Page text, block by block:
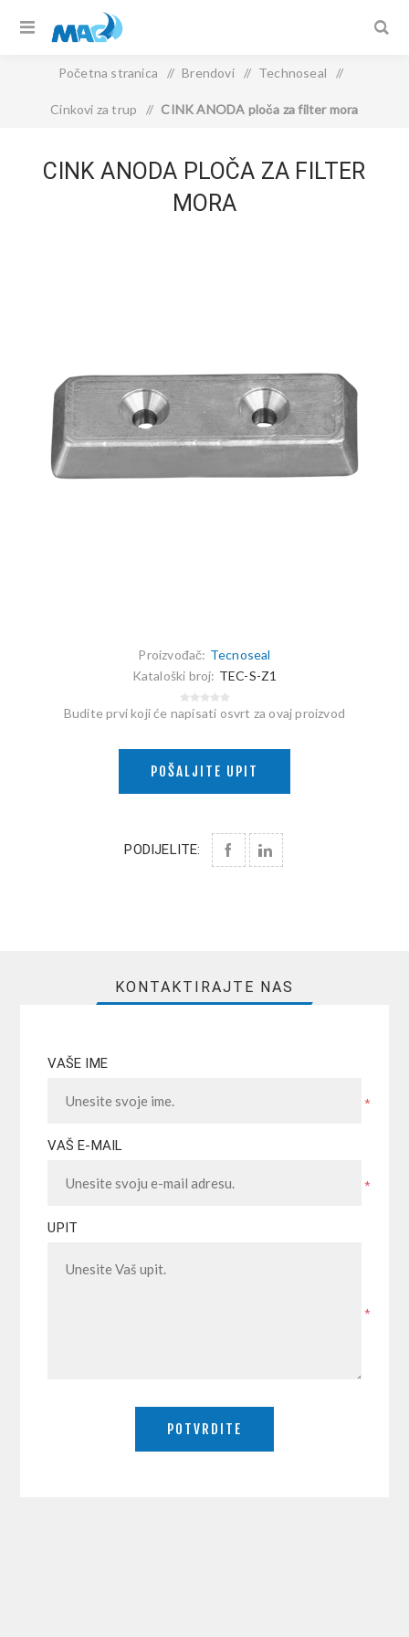
Početna stranica / Brendovi / Technoseal /
Cinkovi za trup / CINK ANODA ploča za filter mora
CINK ANODA PLOČA ZA FILTER
MORA
Proizvođač: Tecnoseal
Kataloški broj: TEC-S-Z1
Budite prvi koji će napisati osvrt za ovaj proizvod
POŠALJITE UPIT
PODIJELITE:
KONTAKTIRAJTE NAS
VAŠE IME
*
VAŠ E-MAIL
*
UPIT
*